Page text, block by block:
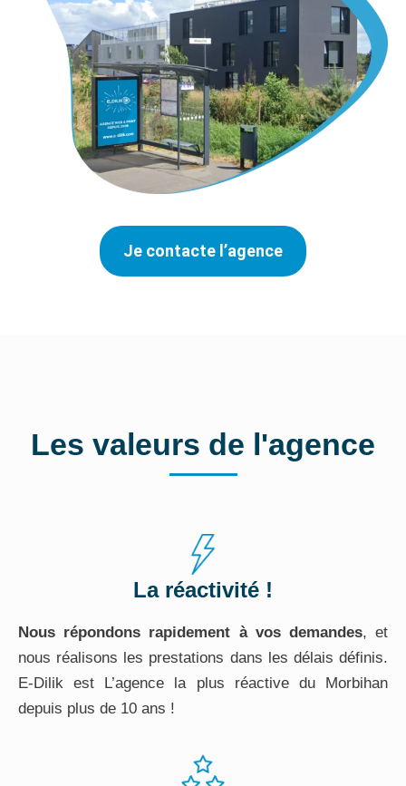
Je contacte l’agence
Les valeurs de l'agence
La réactivité !
Nous répondons rapidement à vos demandes, et
nous réalisons les prestations dans les délais définis.
E-Dilik est L’agence la plus réactive du Morbihan
depuis plus de 10 ans !